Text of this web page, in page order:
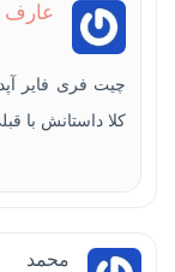
عارف
چیت فری فایر
کلا داستانش با
محمد